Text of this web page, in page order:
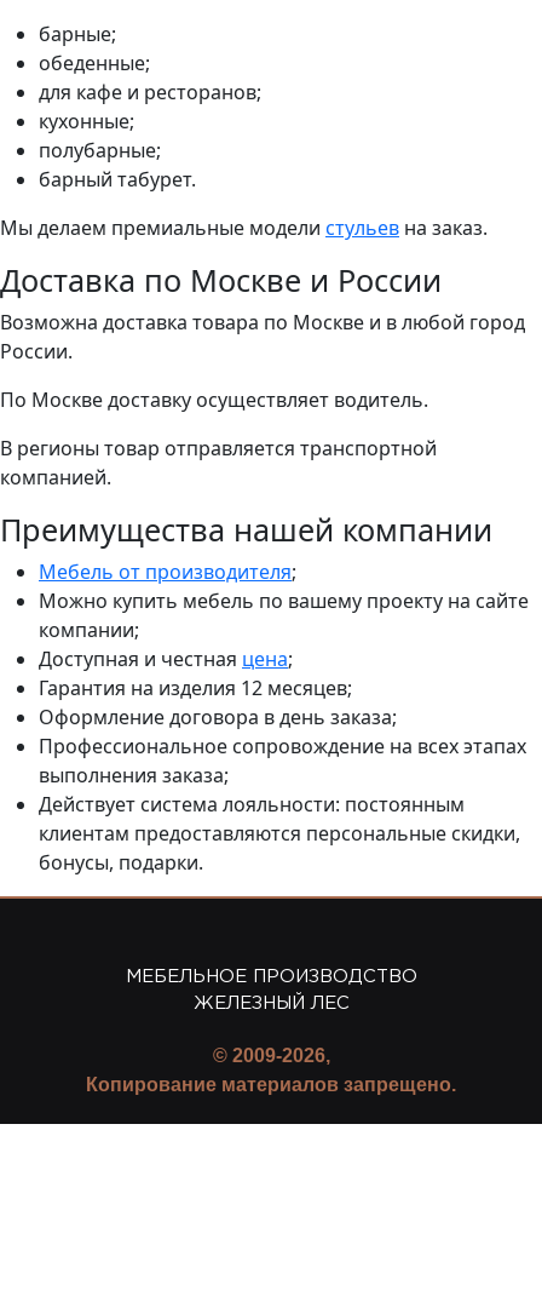
барные;
обеденные;
для кафе и ресторанов;
кухонные;
полубарные;
барный табурет.
Мы делаем премиальные модели стульев на заказ.
Доставка по Москве и России
Возможна доставка товара по Москве и в любой город
России.
По Москве доставку осуществляет водитель.
В регионы товар отправляется транспортной
компанией.
Преимущества нашей компании
Мебель от производителя;
Можно купить мебель по вашему проекту на сайте
компании;
Доступная и честная цена;
Гарантия на изделия 12 месяцев;
Оформление договора в день заказа;
Профессиональное сопровождение на всех этапах
выполнения заказа;
Действует система лояльности: постоянным
клиентам предоставляются персональные скидки,
бонусы, подарки.
МЕБЕЛЬНОЕ ПРОИЗВОДСТВО
ЖЕЛЕЗНЫЙ ЛЕС
© 2009-2026,
Копирование материалов запрещено.